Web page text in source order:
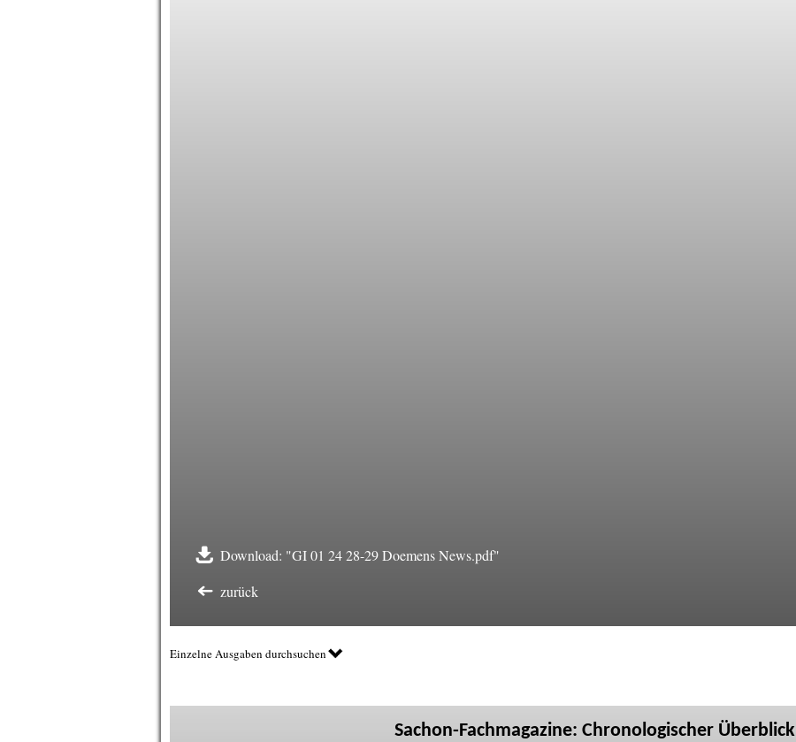
Download: "GI 01 24 28-29 Doemens News.pdf"
zurück
Einzelne Ausgaben durchsuchen
Sachon-Fachmagazine: Chronologischer Überblick